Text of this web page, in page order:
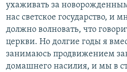
ухаживать за
нас светское государство, и
должно волновать, что
церкви. Но долгие годы я
занимаюсь продвижением
домашнего насилия, и мы в